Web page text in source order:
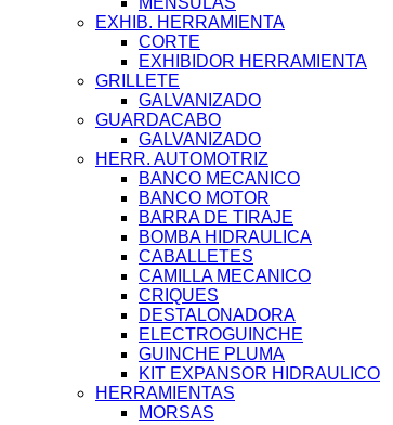
EXHIB. HERRAMIENTA
CORTE
EXHIBIDOR HERRAMIENTA
GRILLETE
GALVANIZADO
GUARDACABO
GALVANIZADO
HERR. AUTOMOTRIZ
BANCO MECANICO
BANCO MOTOR
BARRA DE TIRAJE
BOMBA HIDRAULICA
CABALLETES
CAMILLA MECANICO
CRIQUES
DESTALONADORA
ELECTROGUINCHE
GUINCHE PLUMA
KIT EXPANSOR HIDRAULICO
HERRAMIENTAS
MORSAS